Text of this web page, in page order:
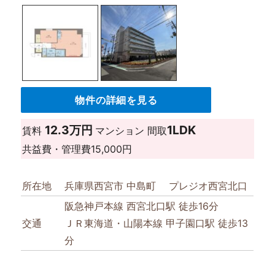
物件の詳細を見る
賃料 12.3万円 マンション 間取1LDK
共益費・管理費15,000円
所在地 兵庫県西宮市 中島町 プレジオ西宮北口
交通
阪急神戸本線 西宮北口駅 徒歩16分
ＪＲ東海道・山陽本線 甲子園口駅 徒歩13
分